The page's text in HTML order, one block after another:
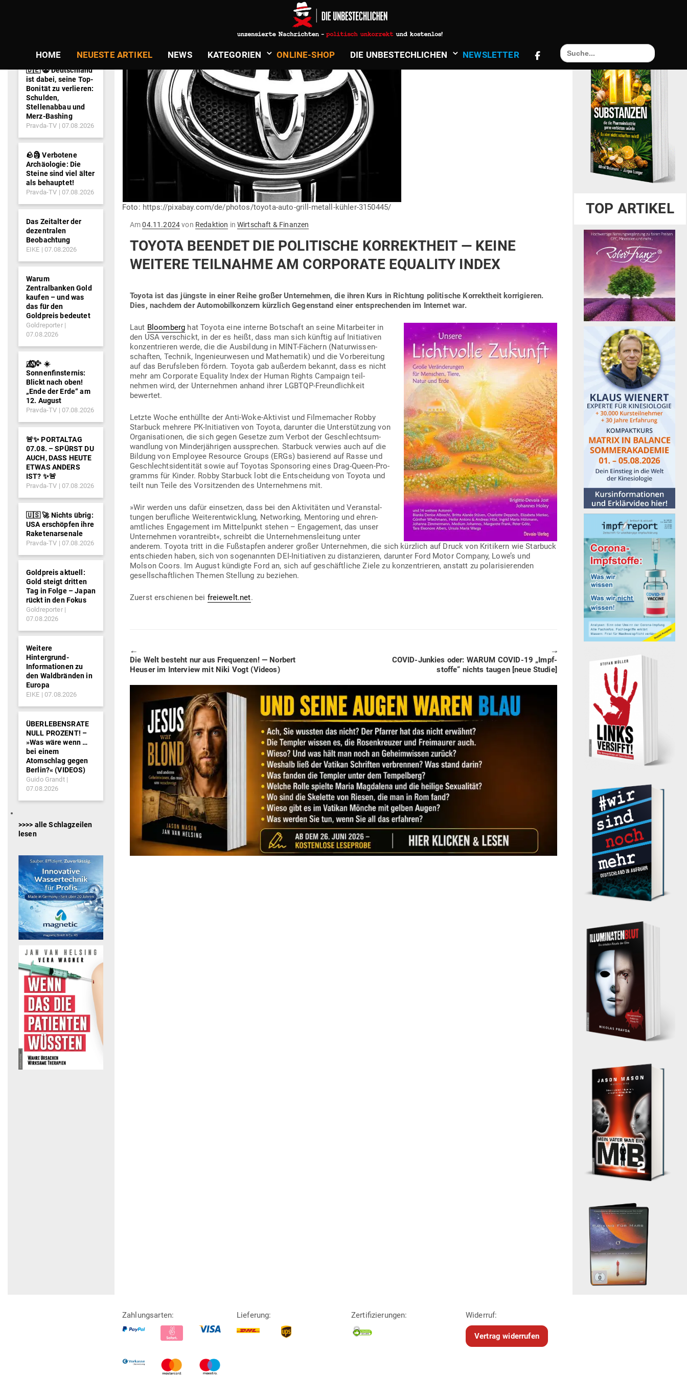
HOME NEUESTE ARTIKEL NEWS KATE­GORIEN ONLINE-SHOP DIE UNBE­STECH­LICHEN NEWS­LETTER
Search
for:
Foto: https://pixabay.com/de/photos/toyota-auto-grill-metall-kühler-3150445/
AmGepostet
04.11.2024von Redaktion in Wirtschaft & Finanzen
TOYOTA BEENDET DIE POLI­TISCHE KOR­REKTHEIT — KEINE
WEITERE TEIL­NAHME AM COR­PORATE EQUALITY INDEX
Toyota ist das jüngste in einer Reihe großer Unter­nehmen, die ihren Kurs in Richtung poli­tische Kor­rektheit kor­ri­gieren.
Dies, nachdem der Auto­mo­bil­konzern kürzlich Gegen­stand einer ent­spre­chenden im Internet war.
Laut Bloomberg hat Toyota eine interne Bot­schaft an seine Mit­ar­beiter in
den USA ver­schickt, in der es heißt, dass man sich künftig auf Initia­tiven
kon­zen­trieren werde, die die Aus­bildung in MINT-Fächern (Natur­wis­sen­
schaften, Technik, Inge­nieur­wesen und Mathe­matik) und die Vor­be­reitung
auf das Berufs­leben fördern. Toyota gab außerdem bekannt, dass es nicht
mehr am Cor­porate Equality Index der Human Rights Cam­paign teil­
nehmen wird, der Unter­nehmen anhand ihrer LGBTQP-Freund­lichkeit
bewertet.
Letzte Woche ent­hüllte der Anti-Woke-Aktivist und Fil­me­macher Robby
Starbuck mehrere PK-Initia­tiven von Toyota, dar­unter die Unter­stützung von
Orga­ni­sa­tionen, die sich gegen Gesetze zum Verbot der Geschlechts­um­
wandlung von Min­der­jäh­rigen aus­sprechen. Starbuck verwies auch auf die
Bildung von Employee Resource Groups (ERGs) basierend auf Rasse und
Geschlechts­iden­tität sowie auf Toyotas Spon­soring eines Drag-Queen-Pro­
gramms für Kinder. Robby Starbuck lobt die Ent­scheidung von Toyota und
teilt nun Teile des Vor­sit­zenden des Unter­nehmens mit.
»Wir werden uns dafür ein­setzen, dass bei den Akti­vi­täten und Ver­an­stal­
tungen beruf­liche Wei­ter­ent­wicklung, Net­working, Men­toring und ehren­
amt­liches Enga­gement im Mit­tel­punkt stehen – Enga­gement, das unser
Unter­nehmen vor­an­treibt«, schreibt die Unter­neh­mens­leitung unter
anderem.Toyota tritt in die Fuß­stapfen anderer großer Unter­nehmen, die sich kürzlich auf Druck von Kri­tikern wie Starbuck
ent­schieden haben, sich von soge­nannten DEI-Initia­tiven zu distan­zieren, dar­unter Ford Motor Company, Lowe’s und
Molson Coors. Im August kün­digte Ford an, sich auf geschäft­liche Ziele zu kon­zen­trieren, anstatt zu pola­ri­sie­renden
gesell­schaft­lichen Themen Stellung zu beziehen.
Zuerst erschienen bei freiewelt.net.
🠔
Previous
post:
Die Welt besteht nur aus Fre­quenzen! — Norbert
Heuser im Interview mit Niki Vogt (Videos)
🠖
Next
COVID-Junkies oder: WARUM COVID-19 „Impf­
stoffe“ nichts taugen [neue Studie]
🇩🇪 🤡 Deutschland
ist dabei, seine Top-
Bonität zu verlieren:
Schulden,
Stellenabbau und
Merz-Bashing
Pravda-TV 07.08.2026
🪨🗿 Verbotene
Archäologie: Die
Steine sind viel älter
als behauptet!
Pravda-TV 07.08.2026
Das Zeitalter der
dezentralen
Beobachtung
EIKE 07.08.2026
Warum
Zentralbanken Gold
kaufen – und was
das für den
Goldpreis bedeutet
Goldreporter
07.08.2026
🐦‍🔥⃤⃟⃝🦅 ☀️
Sonnenfinsternis:
Blickt nach oben!
„Ende der Erde“ am
12. August
Pravda-TV 07.08.2026
🚨✨ PORTALTAG
07.08. – SPÜRST DU
AUCH, DASS HEUTE
ETWAS ANDERS
IST? ✨🚨
Pravda-TV 07.08.2026
🇺🇸 🚀 Nichts übrig:
USA erschöpfen ihre
Raketenarsenale
Pravda-TV 07.08.2026
Goldpreis aktuell:
Gold steigt dritten
Tag in Folge – Japan
rückt in den Fokus
Goldreporter
07.08.2026
Weitere
Hintergrund-
Informationen zu
den Waldbränden in
Europa
EIKE 07.08.2026
ÜBERLEBENSRATE
NULL PROZENT! –
»Was wäre wenn …
bei einem
Atomschlag gegen
Berlin?« (VIDEOS)
Guido Grandt
07.08.2026
>>>> alle Schlagzeilen
lesen
TOP ARTIKEL
Zahlungsarten: Lieferung: Zertifizierungen: Widerruf:
Vertrag widerrufen